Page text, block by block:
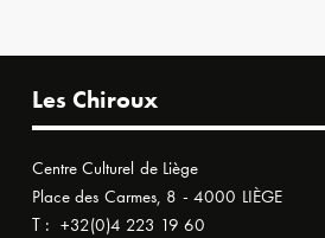
Les Chiroux
Centre Culturel de Liège
Place des Carmes, 8 - 4000 LIÈGE
T : +32(0)4 223 19 60